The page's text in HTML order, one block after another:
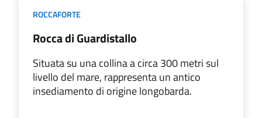
ROCCAFORTE
Rocca di Guardistallo
Situata su una collina a circa 300 metri sul
livello del mare, rappresenta un antico
insediamento di origine longobarda.